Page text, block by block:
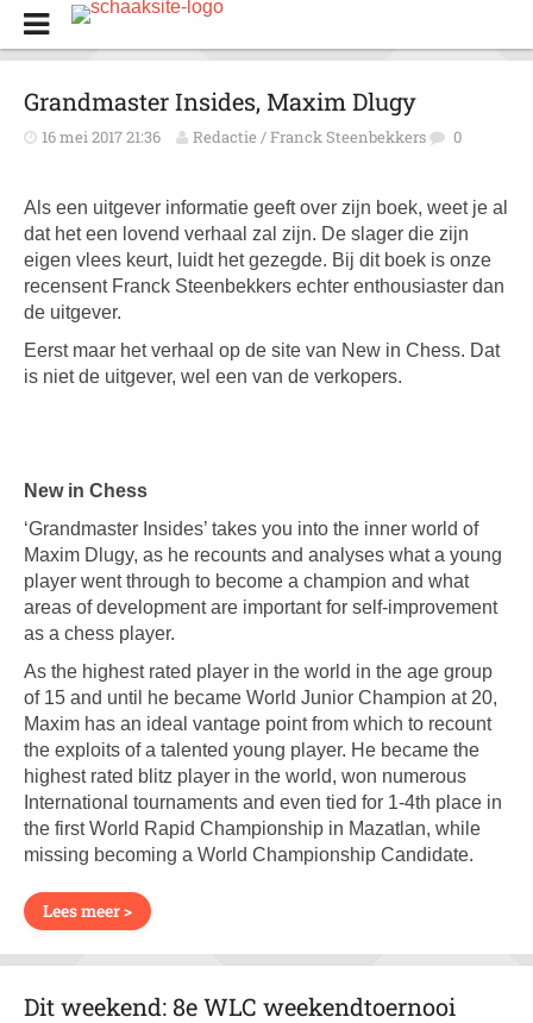
Grandmaster Insides, Maxim Dlugy
16 mei 2017 21:36 Redactie / Franck Steenbekkers 0
Als een uitgever informatie geeft over zijn boek, weet je al
dat het een lovend verhaal zal zijn. De slager die zijn
eigen vlees keurt, luidt het gezegde. Bij dit boek is onze
recensent Franck Steenbekkers echter enthousiaster dan
de uitgever.
Eerst maar het verhaal op de site van New in Chess. Dat
is niet de uitgever, wel een van de verkopers.
New in Chess
‘Grandmaster Insides’ takes you into the inner world of
Maxim Dlugy, as he recounts and analyses what a young
player went through to become a champion and what
areas of development are important for self-improvement
as a chess player.
As the highest rated player in the world in the age group
of 15 and until he became World Junior Champion at 20,
Maxim has an ideal vantage point from which to recount
the exploits of a talented young player. He became the
highest rated blitz player in the world, won numerous
International tournaments and even tied for 1-4th place in
the first World Rapid Championship in Mazatlan, while
missing becoming a World Championship Candidate.
Lees meer >
Dit weekend: 8e WLC weekendtoernooi